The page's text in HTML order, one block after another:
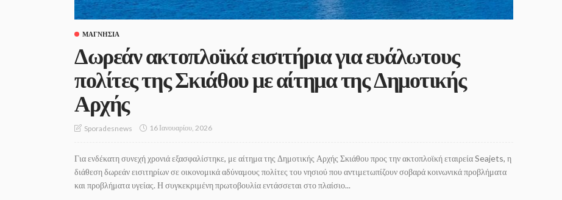
ΜΑΓΝΗΣΊΑ
Δωρεάν ακτοπλοϊκά εισιτήρια για ευάλωτους
πολίτες της Σκιάθου με αίτημα της Δημοτικής
Αρχής
Sporadesnews 16 Ιανουαρίου, 2026
Για ενδέκατη συνεχή χρονιά εξασφαλίστηκε, με αίτημα της Δημοτικής Αρχής Σκιάθου προς την ακτοπλοϊκή εταιρεία Seajets, η
διάθεση δωρεάν εισιτηρίων σε οικονομικά αδύναμους πολίτες του νησιού που αντιμετωπίζουν σοβαρά κοινωνικά προβλήματα
και προβλήματα υγείας. Η συγκεκριμένη πρωτοβουλία εντάσσεται στο πλαίσιο...